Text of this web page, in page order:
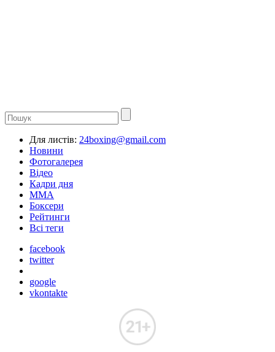
Для листів: 24boxing@gmail.com
Новини
Фотогалерея
Відео
Кадри дня
ММА
Боксери
Рейтинги
Всі теги
facebook
twitter
google
vkontakte